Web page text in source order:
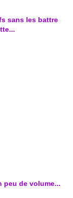
sans les battre
peu de volume...